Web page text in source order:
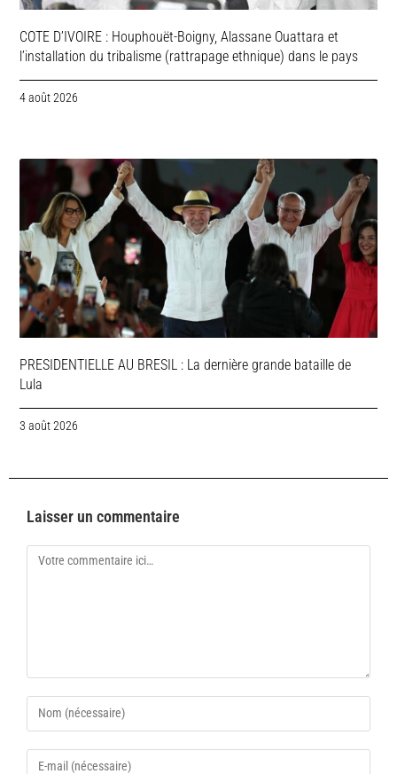
COTE D’IVOIRE : Houphouët-Boigny, Alassane Ouattara et
l’installation du tribalisme (rattrapage ethnique) dans le pays
4 août 2026
PRESIDENTIELLE AU BRESIL : La dernière grande bataille de
Lula
3 août 2026
Laisser un commentaire